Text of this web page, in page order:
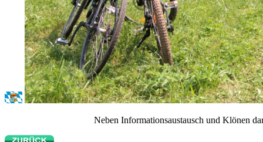
Neben Informationsaustausch und Klönen